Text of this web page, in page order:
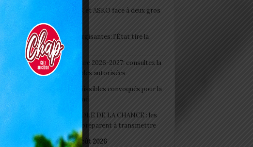
Interclubs CAF: ASCK et ASKO face à deux gros
morceaux
Togo/ Boissons énergisantes: l’État tire la
sonnette d’alarme
Togo/ Rentrée scolaire 2026-2027: consultez la
liste officielle des écoles autorisées
ESSAL 2026 : les admissibles convoqués pour la
visite médicale à Lomé
SWEDD+ Togo / ECOLE DE LA CHANCE : les
maitres-artisans se préparent à transmettre
août 2026